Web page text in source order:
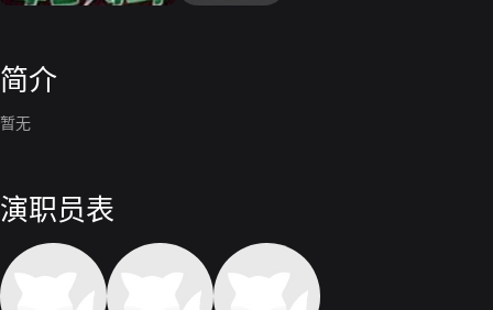
简介
暂无
演职员表